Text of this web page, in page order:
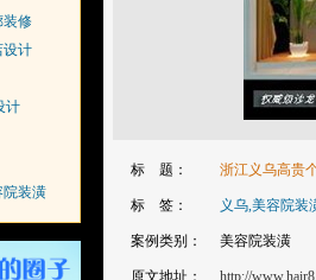
装修
设计
计
院装潢
标 题： 浙江义乌高贵
标 签： 义乌,美容院装
案例类别： 美容院装潢
原文地址： http://